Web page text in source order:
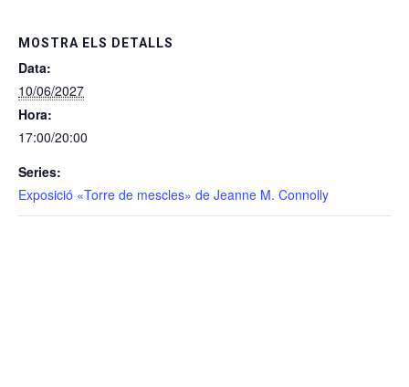
MOSTRA ELS DETALLS
Data:
10/06/2027
Hora:
17:00/20:00
Series:
Exposició «Torre de mescles» de Jeanne M. Connolly